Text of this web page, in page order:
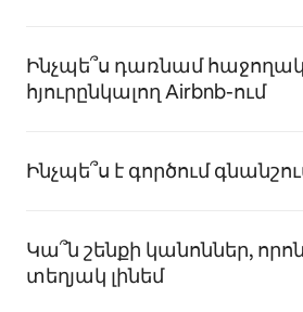
Ինչպե՞ս դառնամ հաջողակ
հյուրընկալող Airbnb-ում
Ինչպե՞ս է գործում
Կա՞ն շենքի կանոններ,
տեղյակ լինեմ